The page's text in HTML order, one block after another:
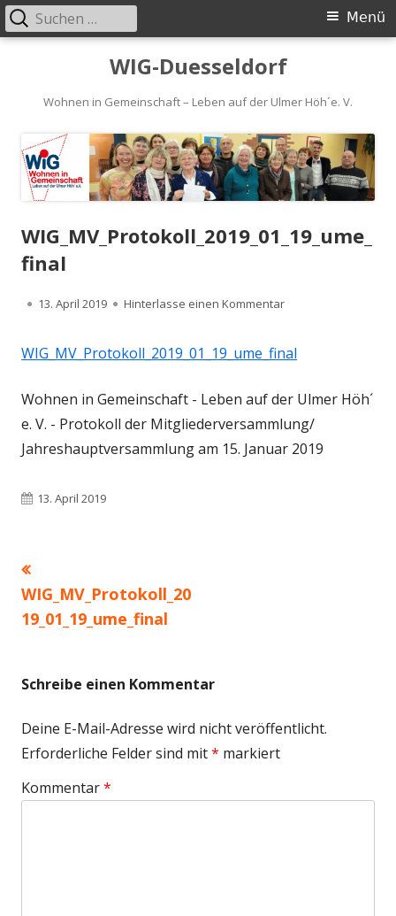
WIG-Duesseldorf
Wohnen in Gemeinschaft – Leben auf der Ulmer Höh´e. V.
Primäres
Menü
Suchen
nach:
WIG_MV_Protokoll_2019_01_19_ume_
final
Veröffentlicht
13. April 2019 Hinterlasse einen Kommentarzu
WIG_MV_Protokoll_2019_01_19_ume_final
Wohnen in Gemeinschaft - Leben auf der Ulmer Höh´
e. V. - Protokoll der Mitgliederversammlung/
Jahreshauptversammlung am 15. Januar 2019
Veröffentlicht
13. April 2019
Beitragsnavigation
Beitrag:
WIG_MV_Protokoll_20
19_01_19_ume_final
Schreibe einen Kommentar
Deine E-Mail-Adresse wird nicht veröffentlicht.
Erforderliche Felder sind mit* markiert
Kommentar*